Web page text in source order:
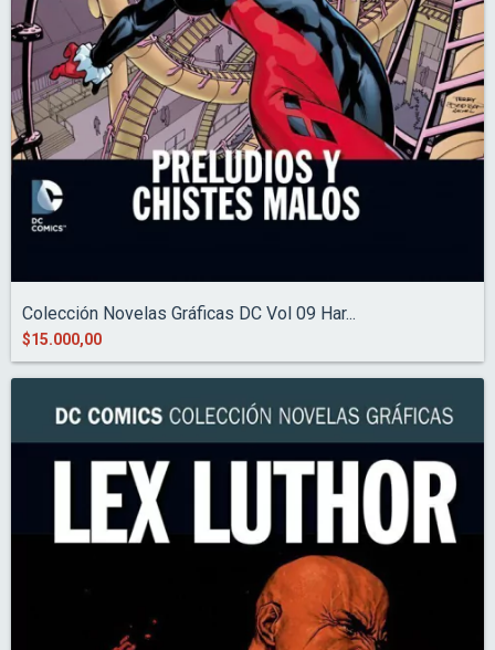
Colección Novelas Gráficas DC Vol 09 Har...
$15.000,00